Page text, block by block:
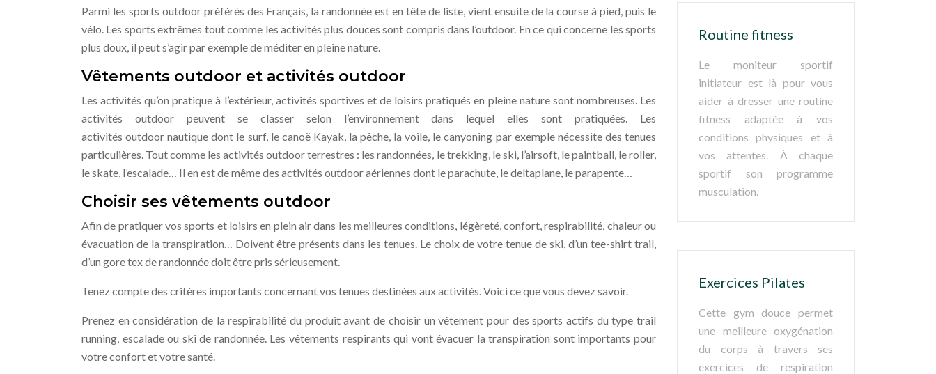
Parmi les sports outdoor préférés des Français, la randonnée est en tête de liste, vient ensuite de la course à pied, puis le
vélo. Les sports extrêmes tout comme les activités plus douces sont compris dans l’outdoor. En ce qui concerne les sports
plus doux, il peut s’agir par exemple de méditer en pleine nature.
Vêtements outdoor et activités outdoor
Les activités qu’on pratique à l’extérieur, activités sportives et de loisirs pratiqués en pleine nature sont nombreuses. Les
activités outdoor peuvent se classer selon l’environnement dans lequel elles sont pratiquées. Les
activités outdoor nautique dont le surf, le canoë Kayak, la pêche, la voile, le canyoning par exemple nécessite des tenues
particulières. Tout comme les activités outdoor terrestres : les randonnées, le trekking, le ski, l’airsoft, le paintball, le roller,
le skate, l’escalade… Il en est de même des activités outdoor aériennes dont le parachute, le deltaplane, le parapente…
Choisir ses vêtements outdoor
Afin de pratiquer vos sports et loisirs en plein air dans les meilleures conditions, légèreté, confort, respirabilité, chaleur ou
évacuation de la transpiration… Doivent être présents dans les tenues. Le choix de votre tenue de ski, d’un tee-shirt trail,
d’un gore tex de randonnée doit être pris sérieusement.
Tenez compte des critères importants concernant vos tenues destinées aux activités. Voici ce que vous devez savoir.
Prenez en considération de la respirabilité du produit avant de choisir un vêtement pour des sports actifs du type trail
running, escalade ou ski de randonnée. Les vêtements respirants qui vont évacuer la transpiration sont importants pour
votre confort et votre santé.
Routine fitness
Le moniteur sportif
initiateur est là pour vous
aider à dresser une routine
fitness adaptée à vos
conditions physiques et à
vos attentes. À chaque
sportif son programme
musculation.
Exercices Pilates
Cette gym douce permet
une meilleure oxygénation
du corps à travers ses
exercices de respiration